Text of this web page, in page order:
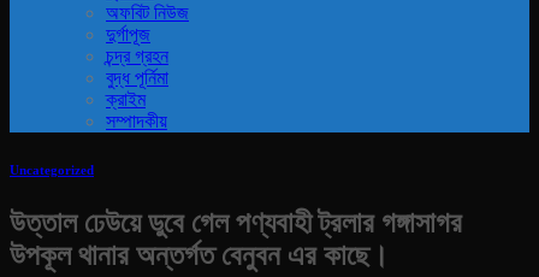
অফবিট নিউজ
দুর্গাপূজ
চন্দ্র গ্রহন
বুদ্ধ পূর্নিমা
ক্রাইম
সম্পাদকীয়
Uncategorized
উত্তাল ঢেউয়ে ডুবে গেল পণ্যবাহী ট্রলার গঙ্গাসাগর
উপকূল থানার অন্তর্গত বেনুবন এর কাছে।